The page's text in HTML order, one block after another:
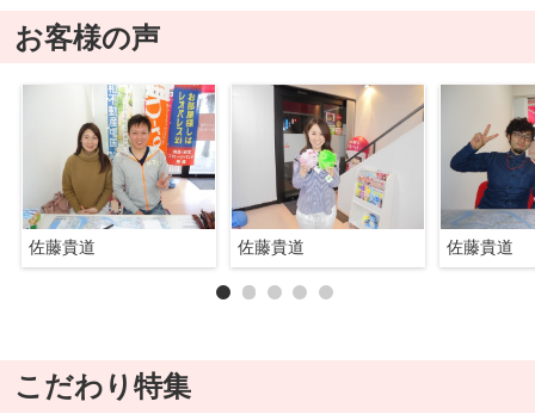
お客様の声
佐藤貴道 佐藤貴道 佐藤貴道
こだわり特集